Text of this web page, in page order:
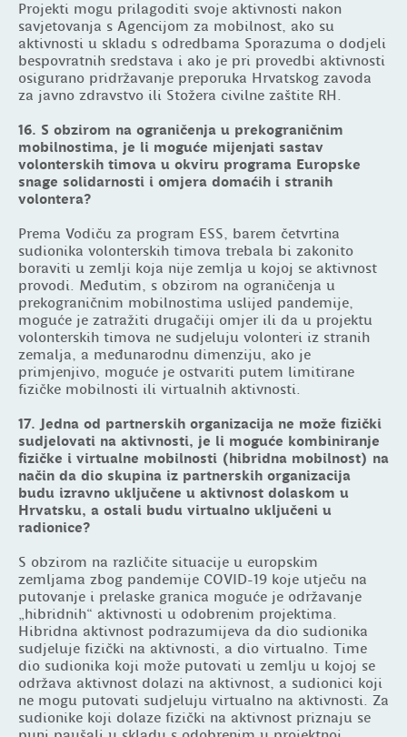
Projekti mogu prilagoditi svoje aktivnosti nakon
savjetovanja s Agencijom za mobilnost, ako su
aktivnosti u skladu s odredbama Sporazuma o dodjeli
bespovratnih sredstava i ako je pri provedbi aktivnosti
osigurano pridržavanje preporuka Hrvatskog zavoda
za javno zdravstvo ili Stožera civilne zaštite RH.
16. S obzirom na ograničenja u prekograničnim
mobilnostima, je li moguće mijenjati sastav
volonterskih timova u okviru programa Europske
snage solidarnosti i omjera domaćih i stranih
volontera?
Prema Vodiču za program ESS, barem četvrtina
sudionika volonterskih timova trebala bi zakonito
boraviti u zemlji koja nije zemlja u kojoj se aktivnost
provodi. Međutim, s obzirom na ograničenja u
prekograničnim mobilnostima uslijed pandemije,
moguće je zatražiti drugačiji omjer ili da u projektu
volonterskih timova ne sudjeluju volonteri iz stranih
zemalja, a međunarodnu dimenziju, ako je
primjenjivo, moguće je ostvariti putem limitirane
fizičke mobilnosti ili virtualnih aktivnosti.
17. Jedna od partnerskih organizacija ne može fizički
sudjelovati na aktivnosti, je li moguće kombiniranje
fizičke i virtualne mobilnosti (hibridna mobilnost) na
način da dio skupina iz partnerskih organizacija
budu izravno uključene u aktivnost dolaskom u
Hrvatsku, a ostali budu virtualno uključeni u
radionice?
S obzirom na različite situacije u europskim
zemljama zbog pandemije COVID-19 koje utječu na
putovanje i prelaske granica moguće je održavanje
„hibridnih“ aktivnosti u odobrenim projektima.
Hibridna aktivnost podrazumijeva da dio sudionika
sudjeluje fizički na aktivnosti, a dio virtualno. Time
dio sudionika koji može putovati u zemlju u kojoj se
održava aktivnost dolazi na aktivnost, a sudionici koji
ne mogu putovati sudjeluju virtualno na aktivnosti. Za
sudionike koji dolaze fizički na aktivnost priznaju se